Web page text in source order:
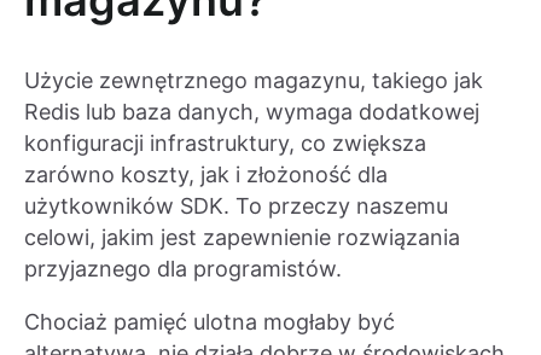
Użycie zewnętrznego magazynu, takiego jak
Redis lub baza danych, wymaga dodatkowej
konfiguracji infrastruktury, co zwiększa
zarówno koszty, jak i złożoność dla
użytkowników SDK. To przeczy naszemu
celowi, jakim jest zapewnienie rozwiązania
przyjaznego dla programistów.
Chociaż pamięć ulotna mogłaby być